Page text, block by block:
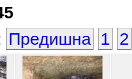
Предишна 1 2